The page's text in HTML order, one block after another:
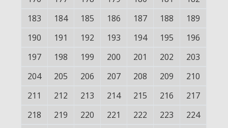
183
184 185 186 187 188
189
190
191 192 193 194 195
196
197
198 199 200 201 202
203
204
205 206 207 208 209
210
211
212 213 214 215 216
217
218
219 220 221 222 223
224